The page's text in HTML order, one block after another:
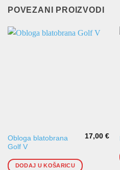
POVEZANI PROIZVODI
Obloga blatobrana
Golf V
17,00€
DODAJ U KOŠARICU